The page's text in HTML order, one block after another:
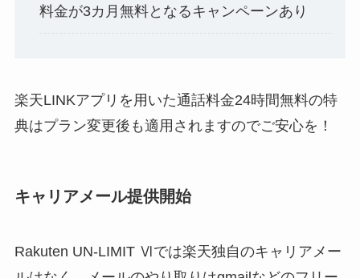
料金が3カ月無料となるキャンペーンあり
楽天LINKアプリを用いた通話料金24時間無料の特
典はプラン変更後も適用されますのでご安心を！
キャリアメール提供開始
Rakuten UN-LIMIT Ⅵでは楽天独自のキャリアメー